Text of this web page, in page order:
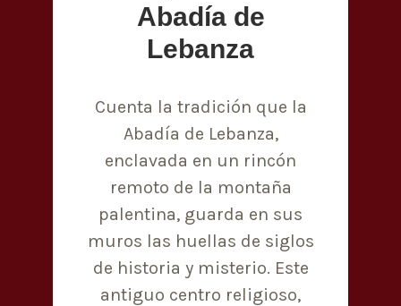
Abadía de
Lebanza
Cuenta la tradición que la
Abadía de Lebanza,
enclavada en un rincón
remoto de la montaña
palentina, guarda en sus
muros las huellas de siglos
de historia y misterio. Este
antiguo centro religioso,